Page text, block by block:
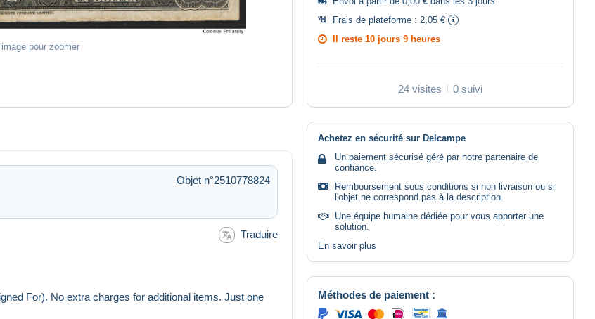
pour zoomer
Frais de plateforme : 2,05 €
Il reste 10 jours 9 heures
24 visites 0 suivi
Objet n°2510778824
Traduire
For). No extra charges for additional items. Just one
Achetez en sécurité sur Delcampe
Un paiement sécurisé géré par notre partenaire de
confiance.
Remboursement sous conditions si non livraison ou si
l'objet ne correspond pas à la description.
Une équipe humaine dédiée pour vous apporter une
solution.
En savoir plus
Méthodes de paiement :